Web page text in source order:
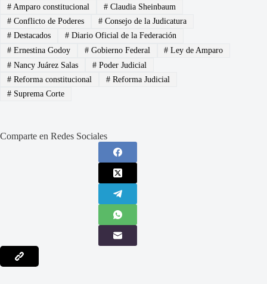
#Amparo constitucional #Claudia Sheinbaum
#Conflicto de Poderes #Consejo de la Judicatura
#Destacados #Diario Oficial de la Federación
#Ernestina Godoy #Gobierno Federal # Ley de Amparo
#Nancy Juárez Salas #Poder Judicial
#Reforma constitucional #Reforma Judicial
#Suprema Corte
Comparte en Redes Sociales